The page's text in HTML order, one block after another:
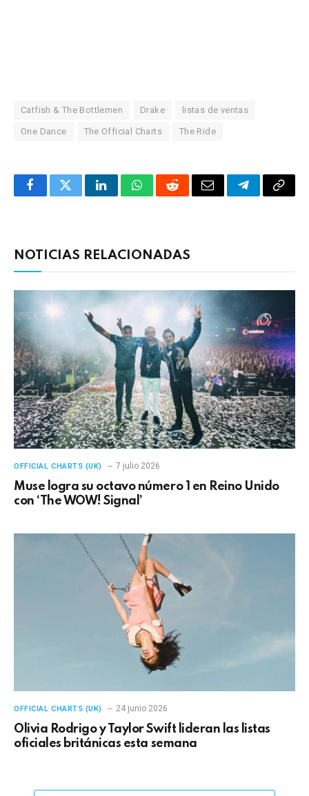
Catfish & The Bottlemen Drake listas de ventas
One Dance The Official Charts The Ride
FacebookTwitterLinkedInWhatsAppRedditCorreoTelegrama
NOTICIAS RELACIONADAS
OFFICIAL CHARTS (UK) 7 julio 2026
Muse logra su octavo número 1 en Reino Unido
con ‘The WOW! Signal’
OFFICIAL CHARTS (UK) 24 junio 2026
Olivia Rodrigo y Taylor Swift lideran las listas
oficiales británicas esta semana